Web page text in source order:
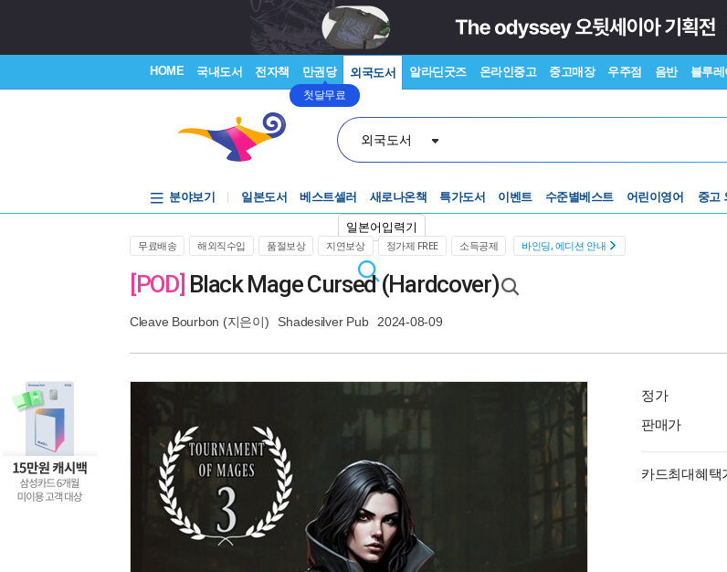
HOME 국내도서 전자책 만권당
첫달무료
외국도서 알라딘굿즈 온라인중고 중고매장 우주점 음반 블루레
외국도서
일본어입력기
분야보기 일본도서 베스트셀러 새로나온책 특가도서 이벤트
수준별베스트
수준별베스트
어린이영어
중고
무료배송 해외직수입 품절보상 지연보상 정가제 FREE 소득공제 바인딩, 에디션 안내
[POD] Black Mage Cursed (Hardcover)
Cleave Bourbon (지은이) Shadesilver Pub 2024-08-09
정가
판매가
카드최대혜